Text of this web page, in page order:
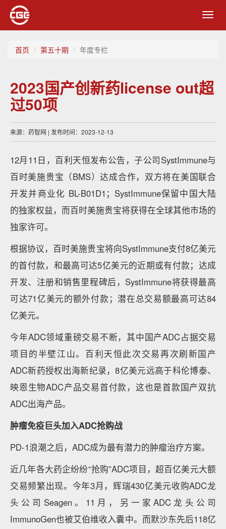
首页 第五十期 年度专栏
2023国产创新药license out超
过50项
来源：药智网 | 发布时间：2023-12-13
12月11日，百利天恒发布公告，子公司SystImmune与
百时美施贵宝（BMS）达成合作，双方将在美国联合
开发并商业化 BL-B01D1；SystImmune保留中国大陆
的独家权益，而百时美施贵宝将获得在全球其他市场的
独家许可。
根据协议，百时美施贵宝将向SystImmune支付8亿美元
的首付款，和最高可达5亿美元的近期或有付款；达成
开发、注册和销售里程碑后，SystImmune将获得最高
可达71亿美元的额外付款；潜在总交易额最高可达84
亿美元。
今年ADC领域重磅交易不断，其中国产ADC占据交易
项目的半壁江山。百利天恒此次交易再次刷新国产
ADC新药授权出海新纪录，8亿美元远高于科伦博泰、
映恩生物ADC产品交易首付款，这也是首款国产双抗
ADC出海产品。
肿瘤免疫巨头加入ADC抢购战
PD-1浪潮之后，ADC成为最有潜力的肿瘤治疗方案。
近几年各大药企纷纷“抢购”ADC项目，超百亿美元大额
交易频繁出现。今年3月，辉瑞430亿美元收购ADC龙
头公司Seagen。11月，另一家ADC龙头公司
ImmunoGen也被艾伯维收入囊中。而默沙东先后118亿